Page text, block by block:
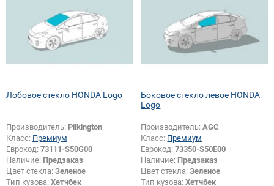
Лобовое стекло HONDA Logo
Производитель: Pilkington
Класс: Премиум
Еврокод: 73111-S50G00
Наличие: Предзаказ
Цвет стекла: Зеленое
Тип кузова: Хетчбек
Боковое стекло левое HONDA
Logo
Производитель:AGC
Класс: Премиум
Еврокод:73350-S50E00
Наличие: Предзаказ
Цвет стекла:Зеленое
Тип кузова:Хетчбек